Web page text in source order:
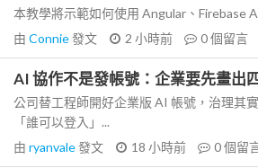
本教學將示範如何使用 Angular、Firebase
由 Connie發文 2 小時前 0個留言
AI 協作不是發帳號：企業要先畫出
公司替工程師開好企業版 AI 帳號，治理其
「誰可以登入」...
由 ryanvale發文 18 小時前 0個留